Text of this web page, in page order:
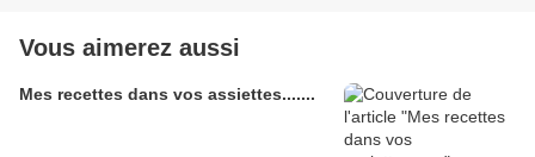
Vous aimerez aussi
Mes recettes dans vos assiettes.......